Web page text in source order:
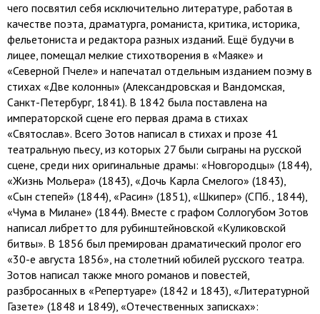
чего посвятил себя исключительно литературе, работая в
качестве поэта, драматурга, романиста, критика, историка,
фельетониста и редактора разных изданий. Ещё будучи в
лицее, помещал мелкие стихотворения в «Маяке» и
«Северной Пчеле» и напечатал отдельным изданием поэму в
стихах «Две колонны» (Александровская и Вандомская,
Санкт-Петербург, 1841). В 1842 была поставлена на
императорской сцене его первая драма в стихах
«Святослав». Всего Зотов написал в стихах и прозе 41
театральную пьесу, из которых 27 были сыграны на русской
сцене, среди них оригинальные драмы: «Новгородцы» (1844),
«Жизнь Мольера» (1843), «Дочь Карла Смелого» (1843),
«Сын степей» (1844), «Расин» (1851), «Шкипер» (СПб., 1844),
«Чума в Милане» (1844). Вместе с графом Соллогубом Зотов
написал либретто для рубинштейновской «Куликовской
битвы». В 1856 был премирован драматический пролог его
«30-е августа 1856», на столетний юбилей русского театра.
Зотов написал также много романов и повестей,
разбросанных в «Репертуаре» (1842 и 1843), «Литературной
Газете» (1848 и 1849), «Отечественных записках»: